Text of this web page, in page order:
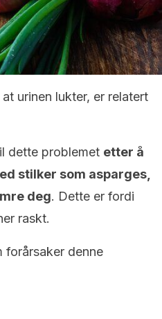
urinen lukter, er relatert
dette problemet etter å
stilker som asparges,
deg. Dette er fordi
raskt.
forårsaker denne